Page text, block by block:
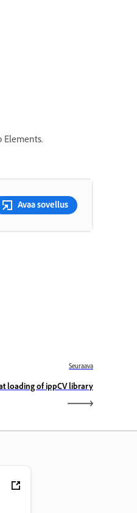
Elements.
Avaa sovellus
Seuraava
loading of ippCV library